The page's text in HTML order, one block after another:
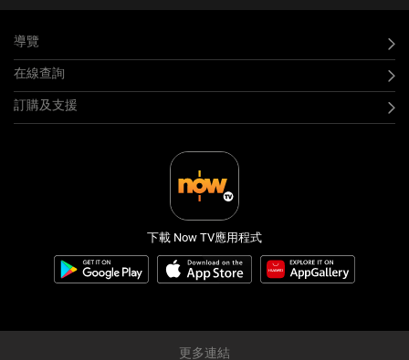
導覽
在線查詢
訂購及支援
下載 Now TV應用程式
更多連結